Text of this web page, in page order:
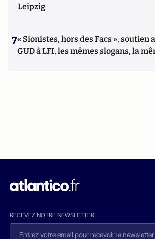
Leipzig
7« Sionistes, hors des Facs », soutien
GUD à LFI, les mêmes slogans, la
RECEVEZ NOTRE NEWSLETTER